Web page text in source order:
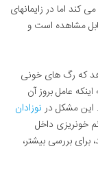
کند اما در زایمانهای
مشاهده است و
که رگ های خونی
عامل بروز آن
مشکل در نوزادان
خونریزی داخل
بررسی بیشتر،